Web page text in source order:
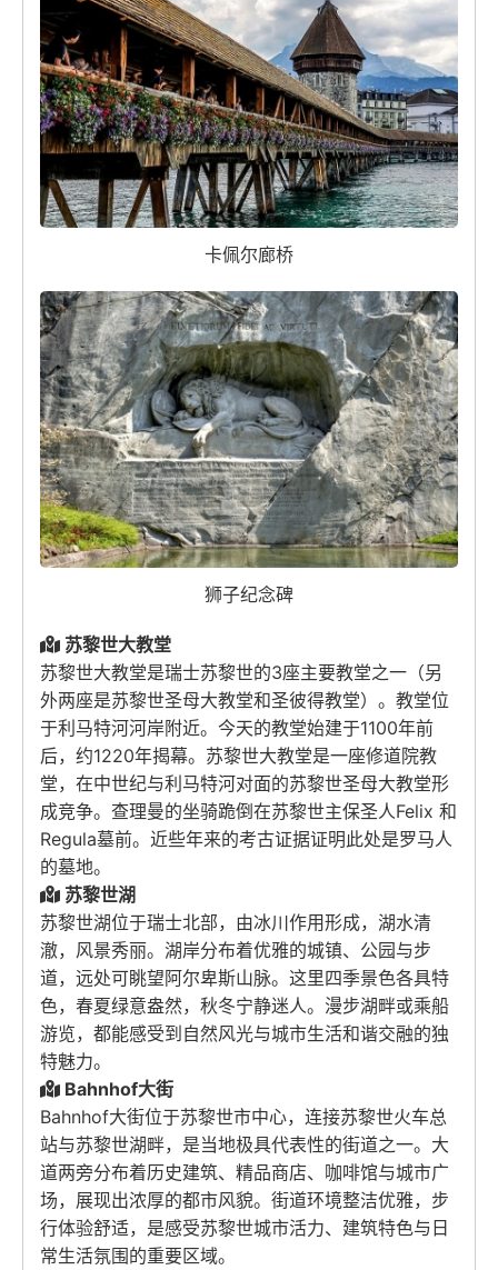
卡佩尔廊桥
狮子纪念碑
苏黎世大教堂
苏黎世大教堂是瑞士苏黎世的3座主要教堂之一（另
外两座是苏黎世圣母大教堂和圣彼得教堂）。教堂位
于利马特河河岸附近。今天的教堂始建于1100年前
后，约1220年揭幕。苏黎世大教堂是一座修道院教
堂，在中世纪与利马特河对面的苏黎世圣母大教堂形
成竞争。查理曼的坐骑跪倒在苏黎世主保圣人Felix 和
Regula墓前。近些年来的考古证据证明此处是罗马人
的墓地。
苏黎世湖
苏黎世湖位于瑞士北部，由冰川作用形成，湖水清
澈，风景秀丽。湖岸分布着优雅的城镇、公园与步
道，远处可眺望阿尔卑斯山脉。这里四季景色各具特
色，春夏绿意盎然，秋冬宁静迷人。漫步湖畔或乘船
游览，都能感受到自然风光与城市生活和谐交融的独
特魅力。
Bahnhof大街
Bahnhof大街位于苏黎世市中心，连接苏黎世火车总
站与苏黎世湖畔，是当地极具代表性的街道之一。大
道两旁分布着历史建筑、精品商店、咖啡馆与城市广
场，展现出浓厚的都市风貌。街道环境整洁优雅，步
行体验舒适，是感受苏黎世城市活力、建筑特色与日
常生活氛围的重要区域。